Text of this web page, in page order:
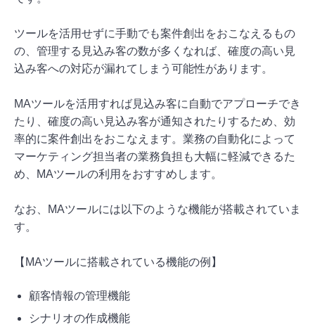
ツールを活用せずに手動でも案件創出をおこなえるもの
の、管理する見込み客の数が多くなれば、確度の高い見
込み客への対応が漏れてしまう可能性があります。
MAツールを活用すれば見込み客に自動でアプローチでき
たり、確度の高い見込み客が通知されたりするため、効
率的に案件創出をおこなえます。業務の自動化によって
マーケティング担当者の業務負担も大幅に軽減できるた
め、MAツールの利用をおすすめします。
なお、MAツールには以下のような機能が搭載されていま
す。
【MAツールに搭載されている機能の例】
顧客情報の管理機能
シナリオの作成機能